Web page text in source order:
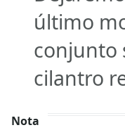
último
conjunto
cilantro
Nota